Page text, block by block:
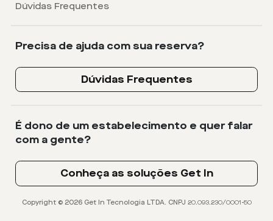
Dúvidas Frequentes
Precisa de ajuda com sua reserva?
Dúvidas Frequentes
É dono de um estabelecimento e quer falar
com a gente?
Conheça as soluções Get In
Copyright © 2026 Get In Tecnologia LTDA. CNPJ 20.093.230/0001-50